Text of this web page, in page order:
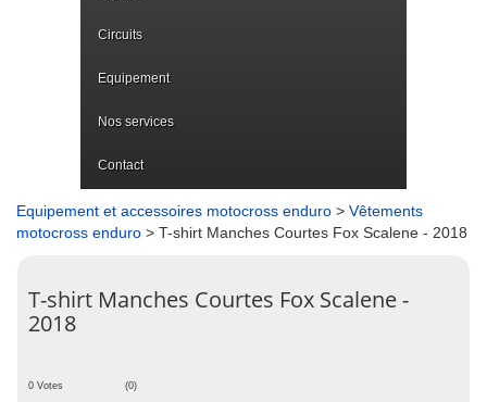
Circuits
Equipement
Nos services
Contact
Equipement et accessoires motocross enduro > Vêtements
motocross enduro > T-shirt Manches Courtes Fox Scalene - 2018
T-shirt Manches Courtes Fox Scalene -
2018
0 Votes (0)